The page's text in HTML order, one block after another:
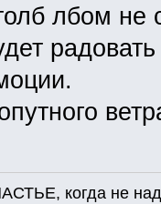
лбом не
когда не